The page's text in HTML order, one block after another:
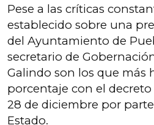
Pese a las críticas
establecido sobre una
del Ayuntamiento de
secretario de
Galindo son los que más
porcentaje con el
28 de diciembre por
Estado.